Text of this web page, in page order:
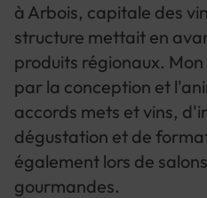
à Arbois, capitale des
structure mettait en
produits régionaux.
par la conception et
accords mets et vins,
dégustation et de
également lors de
gourmandes.